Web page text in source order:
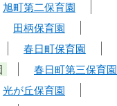
旭町第二保育園
田柄保育園
春日町保育園
春日町第三保育園
光が丘保育園